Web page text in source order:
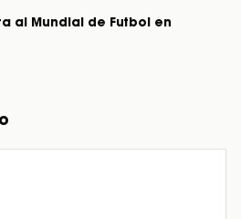
al Mundial de Futbol en